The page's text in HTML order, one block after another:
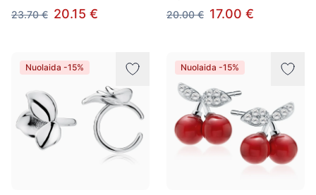
23.70 € 20.15 €
20.00 € 17.00 €
Nuolaida -15% Nuolaida -15%